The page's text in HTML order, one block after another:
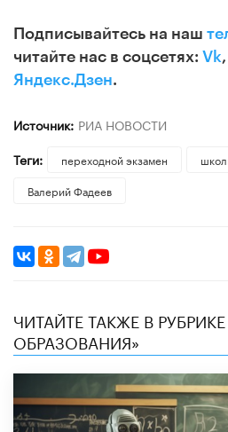
Подписывайтесь на наш
читайте нас в соцсетях: Vk,
Яндекс.Дзен.
Источник: РИА НОВОСТИ
Теги:
переходной экзамен
Валерий Фадеев
ЧИТАЙТЕ ТАКЖЕ В
ОБРАЗОВАНИЯ»